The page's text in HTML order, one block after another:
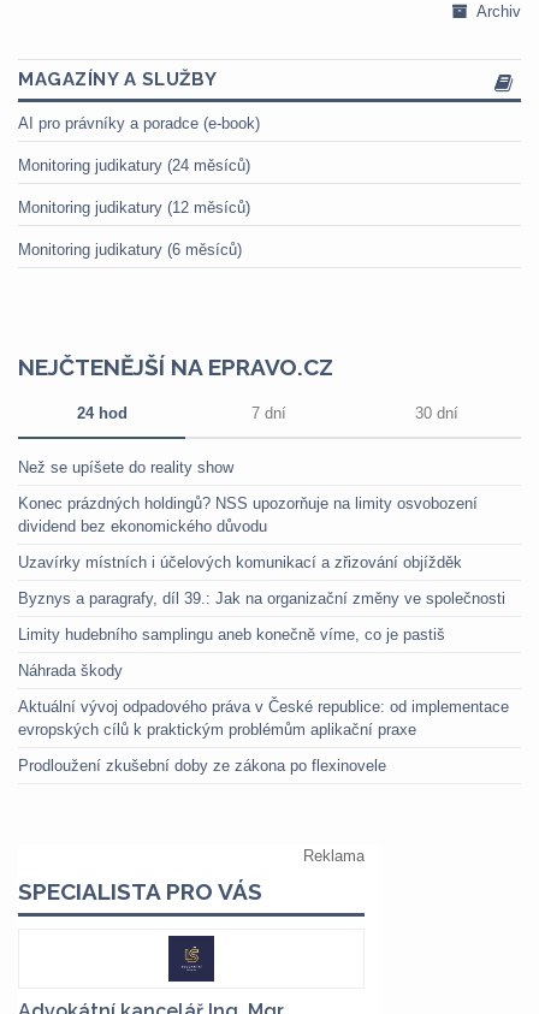
Archiv
MAGAZÍNY A SLUŽBY
AI pro právníky a poradce (e-book)
Monitoring judikatury (24 měsíců)
Monitoring judikatury (12 měsíců)
Monitoring judikatury (6 měsíců)
NEJČTENĚJŠÍ NA EPRAVO.CZ
24 hod 7 dní 30 dní
Než se upíšete do reality show
Konec prázdných holdingů? NSS upozorňuje na limity osvobození
dividend bez ekonomického důvodu
Uzavírky místních i účelových komunikací a zřizování objížděk
Byznys a paragrafy, díl 39.: Jak na organizační změny ve společnosti
Limity hudebního samplingu aneb konečně víme, co je pastiš
Náhrada škody
Aktuální vývoj odpadového práva v České republice: od implementace
evropských cílů k praktickým problémům aplikační praxe
Prodloužení zkušební doby ze zákona po flexinovele